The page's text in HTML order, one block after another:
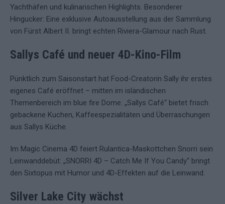
Yachthäfen und kulinarischen Highlights. Besonderer
Hingucker: Eine exklusive Autoausstellung aus der Sammlung
von Fürst Albert II. bringt echten Riviera-Glamour nach Rust.
Sallys Café und neuer 4D-Kino-Film
Pünktlich zum Saisonstart hat Food-Creatorin Sally ihr erstes
eigenes Café eröffnet – mitten im isländischen
Themenbereich im blue fire Dome. „Sallys Café“ bietet frisch
gebackene Kuchen, Kaffeespezialitäten und Überraschungen
aus Sallys Küche.
Im Magic Cinema 4D feiert Rulantica-Maskottchen Snorri sein
Leinwanddebüt: „SNORRI 4D – Catch Me If You Candy“ bringt
den Sixtopus mit Humor und 4D-Effekten auf die Leinwand.
Silver Lake City wächst